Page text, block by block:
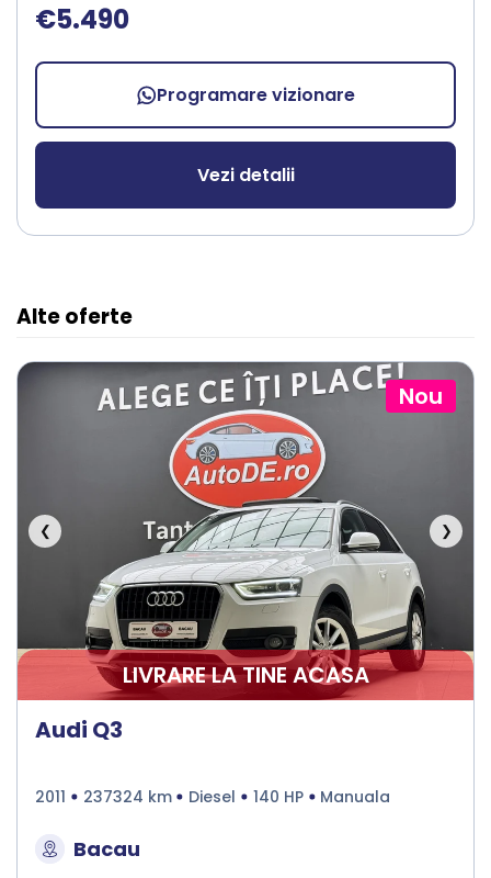
€5.490
Programare vizionare
Vezi detalii
Alte oferte
Nou
❮ ❯
LIVRARE LA TINE ACASA
Audi Q3
2011 237324 km Diesel 140 HP Manuala
Bacau